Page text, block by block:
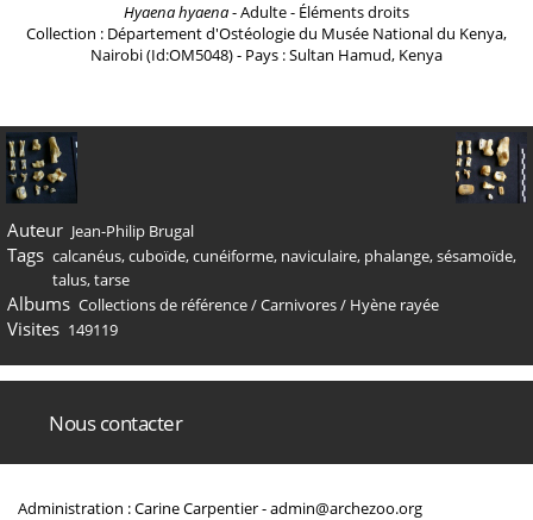
Hyaena hyaena- Adulte - Éléments droits
Collection : Département d'Ostéologie du Musée National du Kenya,
Nairobi (Id:OM5048) - Pays : Sultan Hamud, Kenya
Auteur Jean-Philip Brugal
Tags calcanéus,cuboïde,cunéiforme, naviculaire, phalange,sésamoïde,
talus,tarse
Albums Collections de référence/Carnivores/ Hyène rayée
Visites 149119
Nous contacter
Administration : Carine Carpentier -admin@archezoo.org